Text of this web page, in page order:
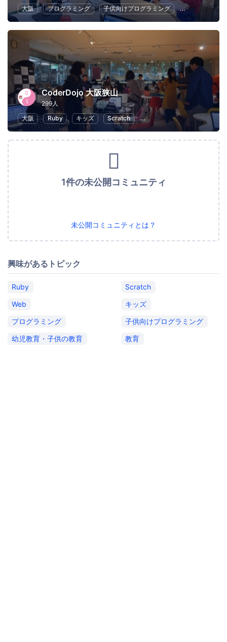
大阪
プログラミング 子供向けプログラミング 幼児教育・子
CoderDojo 大阪狭山
299人
大阪
Ruby キッズ Scratch 子供向けプログラミング
1件の未公開コミュニティ
未公開コミュニティとは？
興味があるトピック
Ruby
Scratch
Web
キッズ
プログラミング
子供向けプログラミング
幼児教育・子供の教育
教育